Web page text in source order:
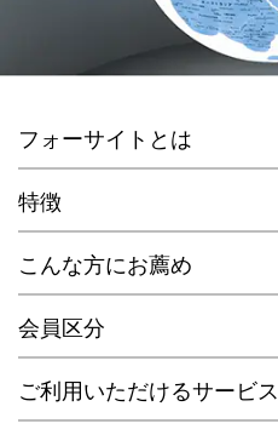
フォーサイトとは
特徴
こんな方にお薦め
会員区分
ご利用いただけるサービス